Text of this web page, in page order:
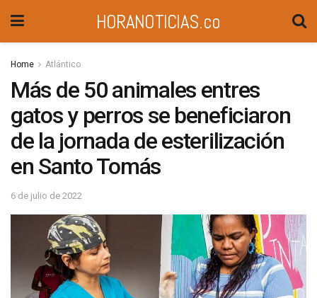
HORANOTICIAS.co
Home Atlántico
Más de 50 animales entres
gatos y perros se beneficiaron
de la jornada de esterilización
en Santo Tomás
6 de julio de 2022